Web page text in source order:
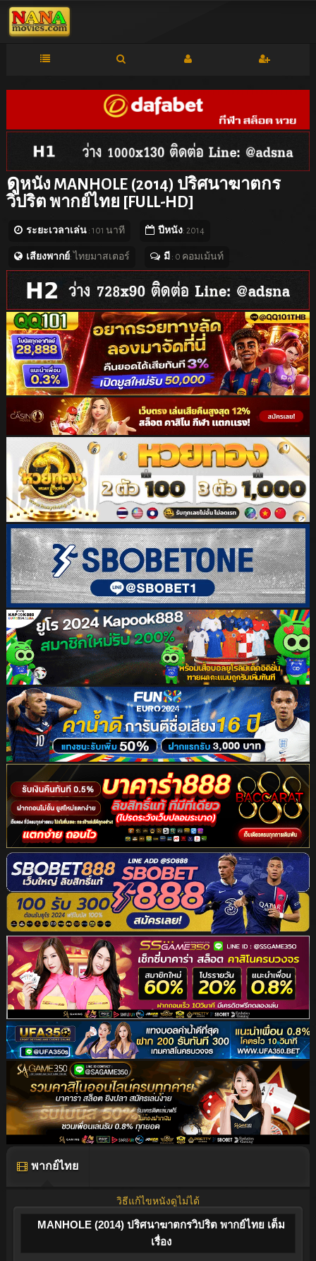
ดูหนัง MANHOLE (2014) ปริศนาฆาตกร
วิปริต พากย์ไทย [FULL-HD]
ระยะเวลาเล่น: 101 นาที ปีหนัง: 2014
เสียงพากย์: ไทยมาสเตอร์ มี : 0 คอมเม้นท์
พากย์ไทย
วิธีแก้ไขหนังดูไม่ได้
MANHOLE (2014) ปริศนาฆาตกรวิปริต พากย์ไทย เต็ม
เรื่อง